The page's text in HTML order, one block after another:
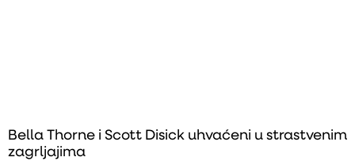
Bella Thorne i Scott Disick uhvaćeni u strastvenim
zagrljajima